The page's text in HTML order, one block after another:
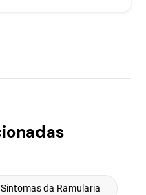
Sintomas da Ramularia